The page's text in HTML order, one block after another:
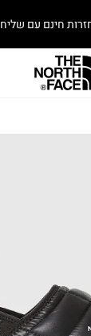
חינם עם שליח